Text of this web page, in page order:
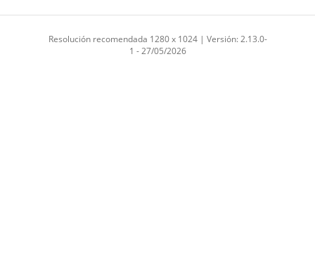
Resolución recomendada 1280 x 1024 | Versión: 2.13.0-
1 - 27/05/2026